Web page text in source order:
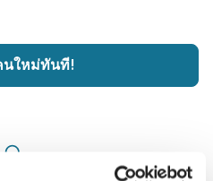
ใหม่ทันที!